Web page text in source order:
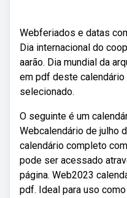
Webferiados e datas
Dia internacional do
aarão. Dia mundial da
em pdf deste
selecionado.
O seguinte é um
Webcalendário de julho
calendário completo
pode ser acessado
página. Web2023
pdf. Ideal para uso